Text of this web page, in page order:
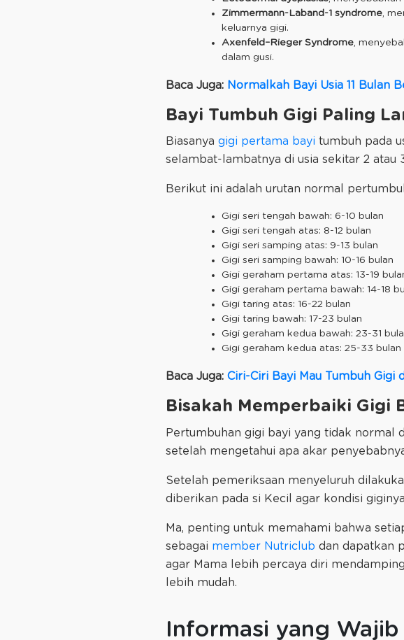
Zimmermann-Laband-1 syndrome ,
keluarnya gigi.
Axenfeld–Rieger Syndrome ,
dalam gusi.
Baca Juga: Normalkah Bayi Usia 11 Bulan
Bayi Tumbuh Gigi Paling
Biasanya gigi pertama bayi tumbuh pada
selambat-lambatnya di usia sekitar 2 atau
Berikut ini adalah urutan normal
Gigi seri tengah bawah: 6-10 bulan
Gigi seri tengah atas: 8-12 bulan
Gigi seri samping atas: 9-13 bulan
Gigi seri samping bawah: 10-16 bulan
Gigi geraham pertama atas: 13-19
Gigi geraham pertama bawah: 14-18
Gigi taring atas: 16-22 bulan
Gigi taring bawah: 17-23 bulan
Gigi geraham kedua bawah: 23-31
Gigi geraham kedua atas: 25-33 bulan
Baca Juga: Ciri-Ciri Bayi Mau Tumbuh Gigi
Bisakah Memperbaiki Gigi
Pertumbuhan gigi bayi yang tidak normal
setelah mengetahui apa akar
Setelah pemeriksaan menyeluruh
diberikan pada si Kecil agar kondisi
Ma, penting untuk memahami bahwa
sebagai member Nutriclub dan dapatkan
agar Mama lebih percaya diri
lebih mudah.
Informasi yang Wajib